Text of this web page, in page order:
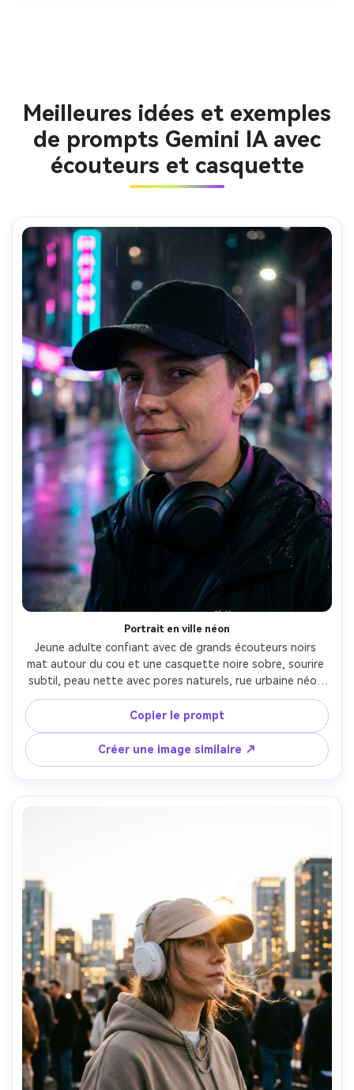
Meilleures idées et exemples
de prompts Gemini IA avec
écouteurs et casquette
Portrait en ville néon
Jeune adulte confiant avec de grands écouteurs noirs
mat autour du cou et une casquette noire sobre, sourire
subtil, peau nette avec pores naturels, rue urbaine néon
la nuit avec enseignes roses et cyan, reflets de pluie,
éclairage de contour cinématographique, prise avec Sony
A7IV 85mm f/1.4, cadrage serré tête-épaules, profondeur
de champ réduite, étalonnage éditorial, ultra réaliste,
niveau de détail élevé --ar 4:5
Copier le prompt
Créer une image similaire ↗